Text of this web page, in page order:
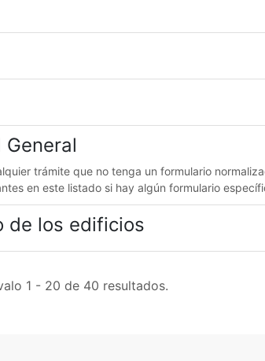
trámite que no tenga un formulario
en este listado si hay algún formulario
de los edificios
1 - 20 de 40 resultados.